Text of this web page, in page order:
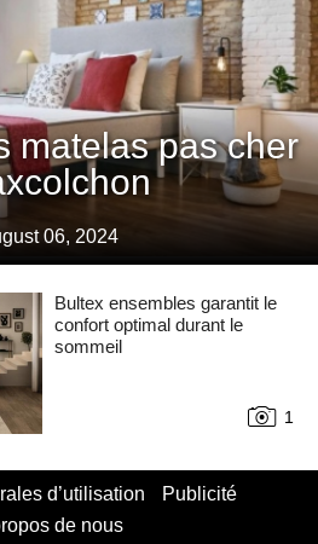
matelas pas cher
06, 2024
Bultex ensembles garantit le
confort optimal durant le
sommeil
1
d’utilisation
Publicité
de nous